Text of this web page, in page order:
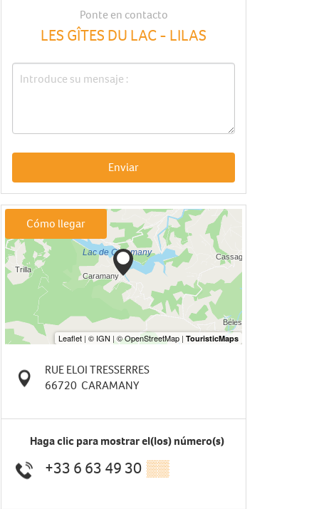
Ponte en contacto
LES GÎTES DU LAC - LILAS
Enviar
Cómo llegar
RUE ELOI TRESSERRES
66720 CARAMANY
Haga clic para mostrar el(los) número(s)
+33 6 63 49 30 ▒▒